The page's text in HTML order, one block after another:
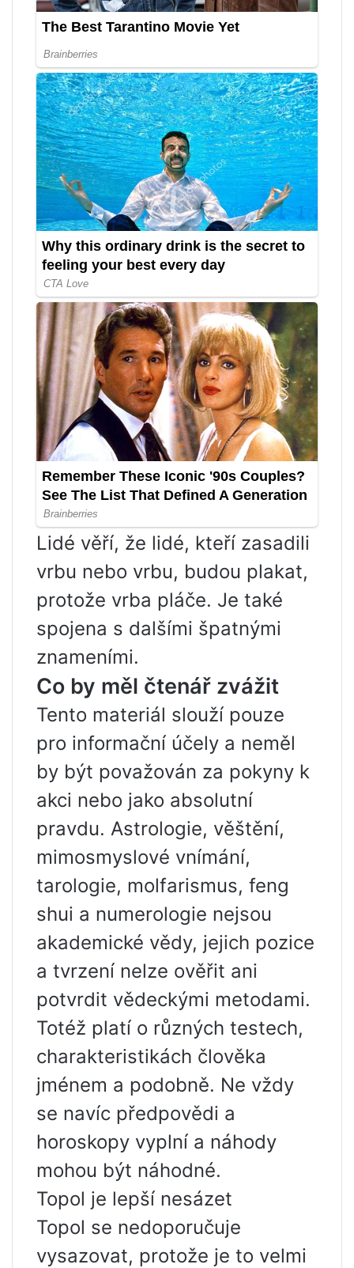
Lidé věří, že lidé, kteří zasadili
vrbu nebo vrbu, budou plakat,
protože vrba pláče. Je také
spojena s dalšími špatnými
znameními.
Co by měl čtenář zvážit
Tento materiál slouží pouze
pro informační účely a neměl
by být považován za pokyny k
akci nebo jako absolutní
pravdu. Astrologie, věštění,
mimosmyslové vnímání,
tarologie, molfarismus, feng
shui a numerologie nejsou
akademické vědy, jejich pozice
a tvrzení nelze ověřit ani
potvrdit vědeckými metodami.
Totéž platí o různých testech,
charakteristikách člověka
jménem a podobně. Ne vždy
se navíc předpovědi a
horoskopy vyplní a náhody
mohou být náhodné.
Topol je lepší nesázet
Topol se nedoporučuje
vysazovat, protože je to velmi